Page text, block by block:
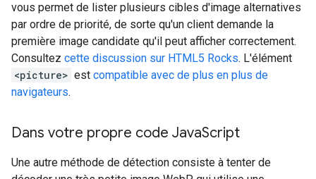
vous permet de lister plusieurs cibles d'image alternatives
par ordre de priorité, de sorte qu'un client demande la
première image candidate qu'il peut afficher correctement.
Consultez cette discussion sur HTML5 Rocks. L'élément
<picture> est compatible avec de plus en plus de
navigateurs.
Dans votre propre code JavaScript
Une autre méthode de détection consiste à tenter de